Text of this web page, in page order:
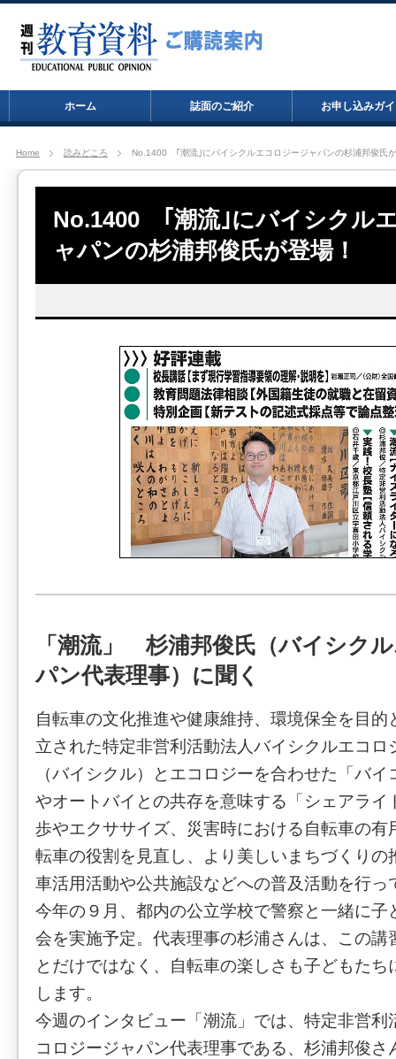
ホーム 誌面のご紹介 お申し込みガ
Home 読みどころ No.1400 ｢潮流｣にバイシクルエコロジージャパンの杉浦邦俊氏
No.1400 ｢潮流｣にバイシクル
ャパンの杉浦邦俊氏が登場！
「潮流」 杉浦邦俊氏（バイシク
パン代表理事）に聞く
自転車の文化推進や健康維持、環境保全を目的
立された特定非営利活動法人バイシクルエコロ
（バイシクル）とエコロジーを合わせた「バ
やオートバイとの共存を意味する「シェアライ
歩やエクササイズ、災害時における自転車の有
転車の役割を見直し、より美しいまちづくりの
車活用活動や公共施設などへの普及活動を行っ
今年の９月、都内の公立学校で警察と一緒に子
会を実施予定。代表理事の杉浦さんは、この講
とだけではなく、自転車の楽しさも子どもたち
します。
今週のインタビュー「潮流」では、特定非営利
コロジージャパン代表理事である、杉浦邦俊さ